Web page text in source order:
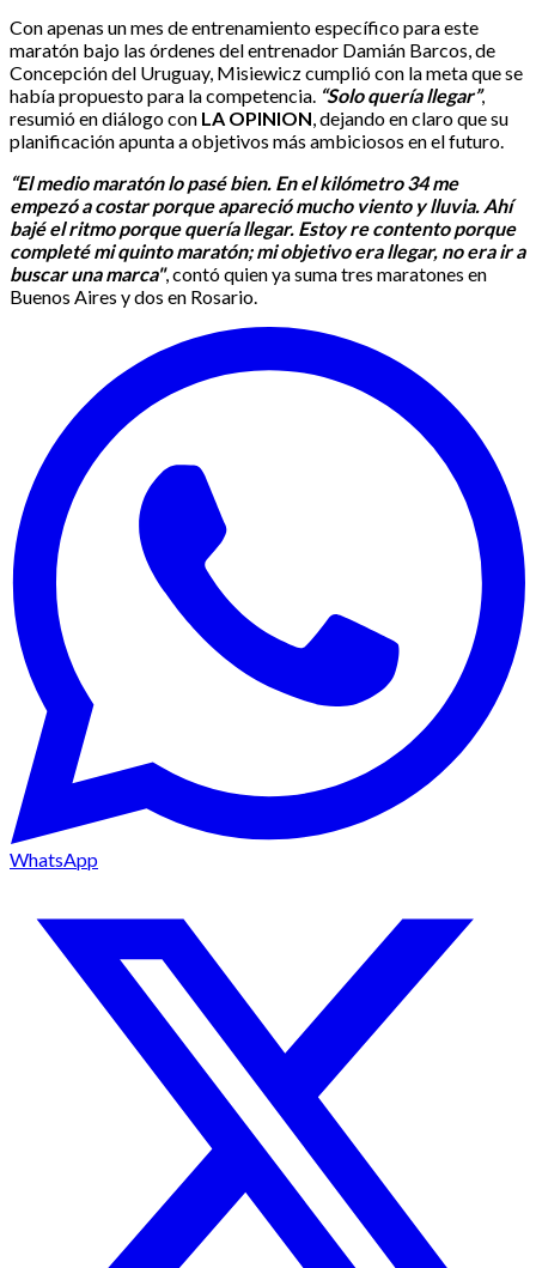
Con apenas un mes de entrenamiento específico para este
maratón bajo las órdenes del entrenador Damián Barcos, de
Concepción del Uruguay, Misiewicz cumplió con la meta que se
había propuesto para la competencia. “Solo quería llegar”,
resumió en diálogo con LA OPINION , dejando en claro que su
planificación apunta a objetivos más ambiciosos en el futuro.
“El medio maratón lo pasé bien. En el kilómetro 34 me
empezó a costar porque apareció mucho viento y lluvia. Ahí
bajé el ritmo porque quería llegar. Estoy re contento porque
completé mi quinto maratón; mi objetivo era llegar, no era ir a
buscar una marca", contó quien ya suma tres maratones en
Buenos Aires y dos en Rosario.
WhatsApp